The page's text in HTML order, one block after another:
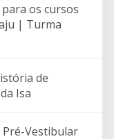
os cursos
| Turma
de
Isa
Pré-Vestibular